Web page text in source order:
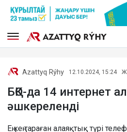
Azattyq Rýhy 12.10.2024, 15:24
БҚО-да 14 интернет
әшкереленді
Ең кең тараған алаяқтық түрі